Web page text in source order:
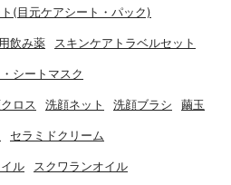
(目元ケアシート・パック)
飲み薬 スキンケアトラベルセット
シートマスク
ロス 洗顔ネット 洗顔ブラシ 繭玉
セラミドクリーム
ル スクワランオイル